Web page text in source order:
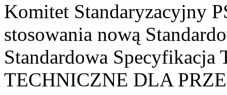
Komitet Standaryzacyjny
stosowania nową
Standardowa
TECHNICZNE DLA